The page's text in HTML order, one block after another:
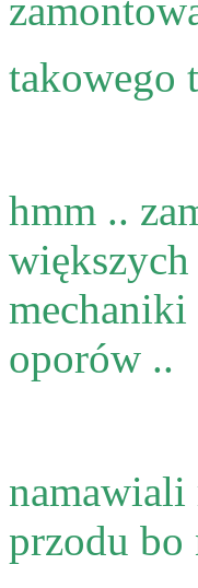
takowego
hmm ..
większych
mechaniki
oporów ..
namawiali
przodu bo